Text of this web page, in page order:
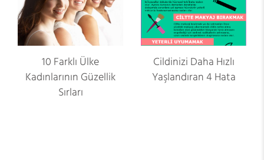
10 Farklı Ülke
Kadınlarının Güzellik
Sırları
Cildinizi Daha Hızlı
Yaşlandıran 4 Hata